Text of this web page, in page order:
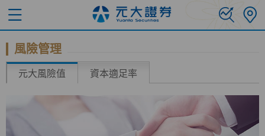
風險管理
元大風險值 資本適足率